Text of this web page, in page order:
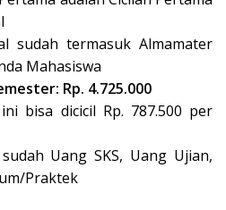
sudah termasuk Almamater
Mahasiswa
Rp. 4.725.000
bisa dicicil Rp. 787.500 per
Uang SKS, Uang Ujian,
Praktek